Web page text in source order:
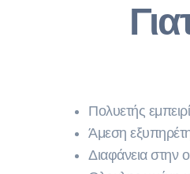
Πολυετής
Άμεση
Διαφάνεια στην